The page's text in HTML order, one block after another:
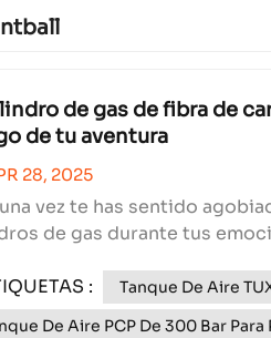
de gas de fibra de
de tu aventura
28, 2025
vez te has sentido
de gas durante tus
cilindro de gas de
un contenedor de
:
Tanque De Aire
De Aire PCP De 300 Bar Para